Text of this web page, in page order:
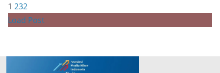
1 232
Load Post